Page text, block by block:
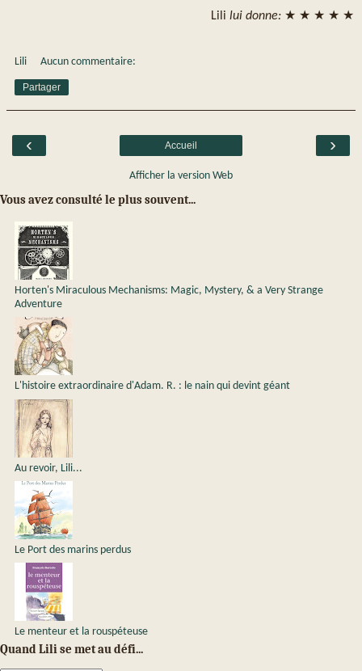
Lili lui donne: ★ ★ ★ ★ ★
Lili Aucun commentaire:
Partager
‹ ›
Accueil
Afficher la version Web
Vous avez consulté le plus souvent...
Horten's Miraculous Mechanisms: Magic, Mystery, & a Very Strange
Adventure
L'histoire extraordinaire d'Adam. R. : le nain qui devint géant
Au revoir, Lili...
Le Port des marins perdus
Le menteur et la rouspéteuse
Quand Lili se met au défi...